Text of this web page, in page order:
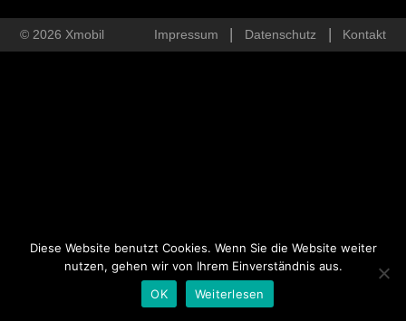
© 2026 Xmobil Impressum Datenschutz Kontakt
Diese Website benutzt Cookies. Wenn Sie die Website weiter
nutzen, gehen wir von Ihrem Einverständnis aus.
OK
Weiterlesen